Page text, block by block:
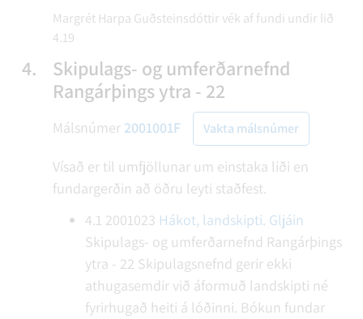
Margrét Harpa Guðsteinsdóttir vék af fundi undir lið
4.19
4.
Skipulags- og umferðarnefnd
Rangárþings ytra - 22
Málsnúmer 2001001F Vakta málsnúmer
Vísað er til umfjöllunar um einstaka liði en
fundargerðin að öðru leyti staðfest.
4.1 2001023 Hákot, landskipti. Gljáin
Skipulags- og umferðarnefnd Rangárþings
ytra - 22 Skipulagsnefnd gerir ekki
athugasemdir við áformuð landskipti né
fyrirhugað heiti á lóðinni. Bókun fundar